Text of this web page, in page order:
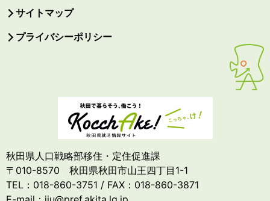
サイトマップ
プライバシーポリシー
秋田県人口戦略部移住・定住促進課
〒010-8570 秋田県秋田市山王四丁目1-1
TEL：018-860-3751 / FAX：018-860-3871